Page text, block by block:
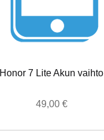
Honor 7 Lite Akun vaihto
49,00 €